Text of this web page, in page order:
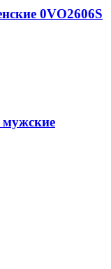
0VO2606S